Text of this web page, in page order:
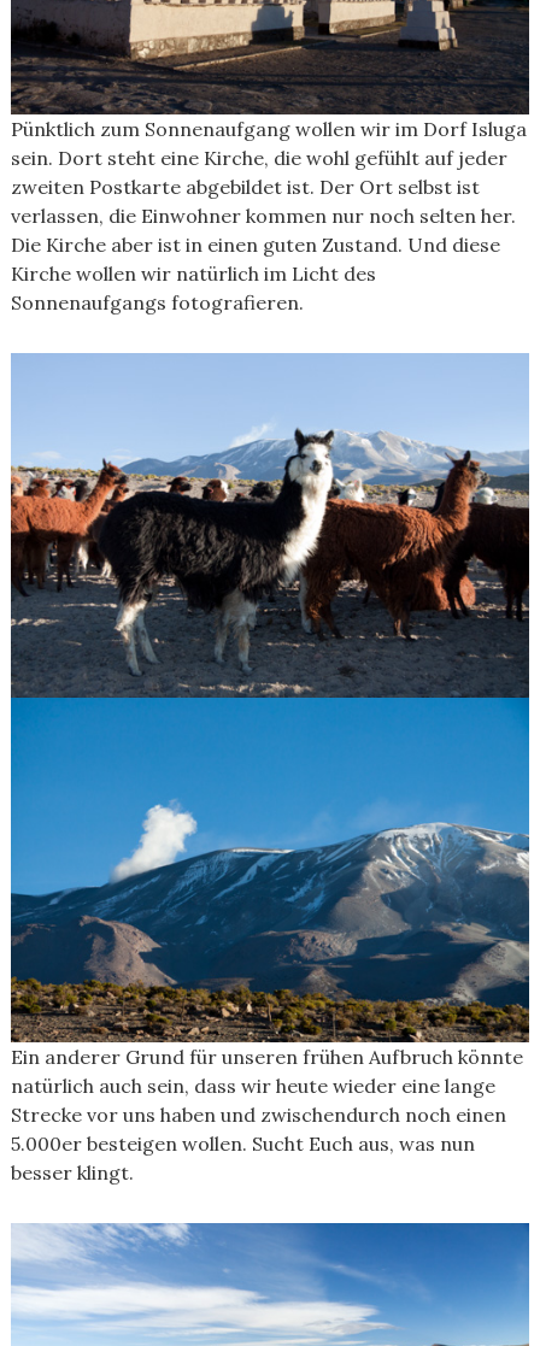
Pünktlich zum Sonnenaufgang wollen wir im Dorf Isluga
sein. Dort steht eine Kirche, die wohl gefühlt auf jeder
zweiten Postkarte abgebildet ist. Der Ort selbst ist
verlassen, die Einwohner kommen nur noch selten her.
Die Kirche aber ist in einen guten Zustand. Und diese
Kirche wollen wir natürlich im Licht des
Sonnenaufgangs fotografieren.
Ein anderer Grund für unseren frühen Aufbruch könnte
natürlich auch sein, dass wir heute wieder eine lange
Strecke vor uns haben und zwischendurch noch einen
5.000er besteigen wollen. Sucht Euch aus, was nun
besser klingt.